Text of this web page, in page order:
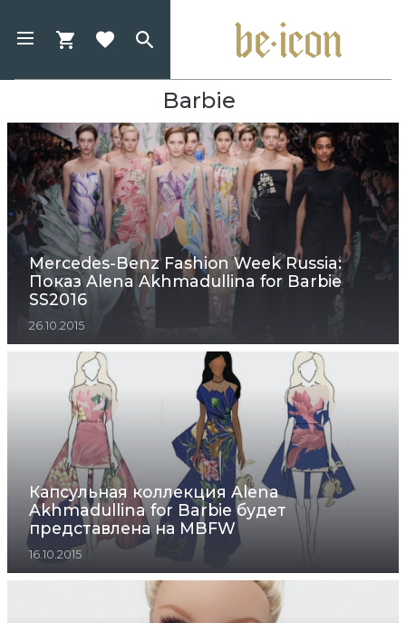
Barbie
Mercedes-Benz Fashion Week Russia:
Показ Alena Akhmadullina for Barbie
SS2016
26.10.2015
Капсульная коллекция Alena
Akhmadullina for Barbie будет
представлена на MBFW
16.10.2015